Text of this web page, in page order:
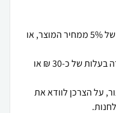
ביטול עסקה יחויב בדמי ביטול בשיעור של 5% ממחיר המוצר, או
.בנוסף יוכל הלקוח לקבל משלוח החזרה בעלות של כ-30 ₪ או
על הצרכן לוודא את